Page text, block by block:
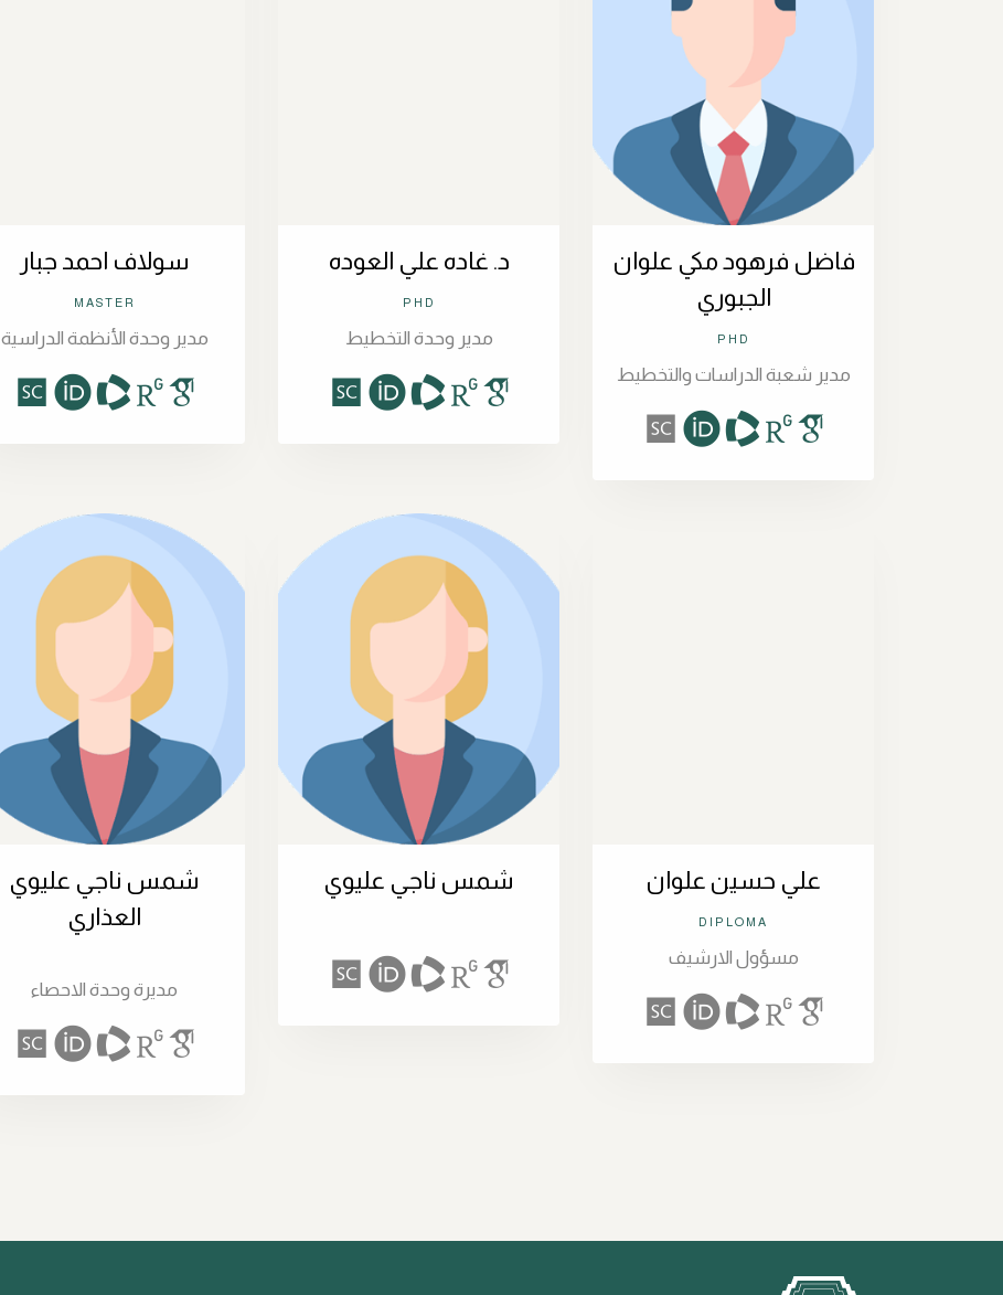
فاضل فرهود مكي علوان
الجبوري
PHD
مدير شعبة الدراسات والتخطيط
د. غاده علي العوده
PHD
مدير وحدة التخطيط
سولاف احمد جبار
MASTER
مدير وحدة الأنظمة الدراسية
علي حسين علوان
DIPLOMA
مسؤول الارشيف
شمس ناجي عليوي
شمس ناجي عليوي
العذاري
مديرة وحدة الاحصاء